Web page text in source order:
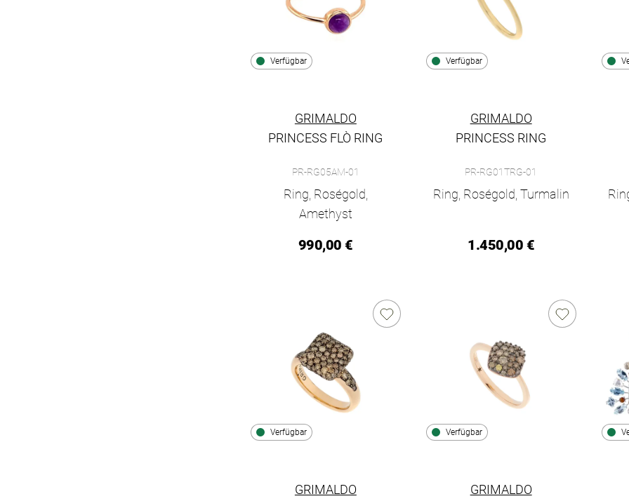
Verfügbar
GRIMALDO
PRINCESS FLÒ RING
PR-RG05AM-01
Ring, Roségold,
Amethyst
990,00 €
Verfügbar
GRIMALDO
PRINCESS RING
PR-RG01TRG-01
Ring, Roségold, Turmalin
1.450,00 €
Verfügbar
GRIMALDO
Verfügbar
GRIMALDO